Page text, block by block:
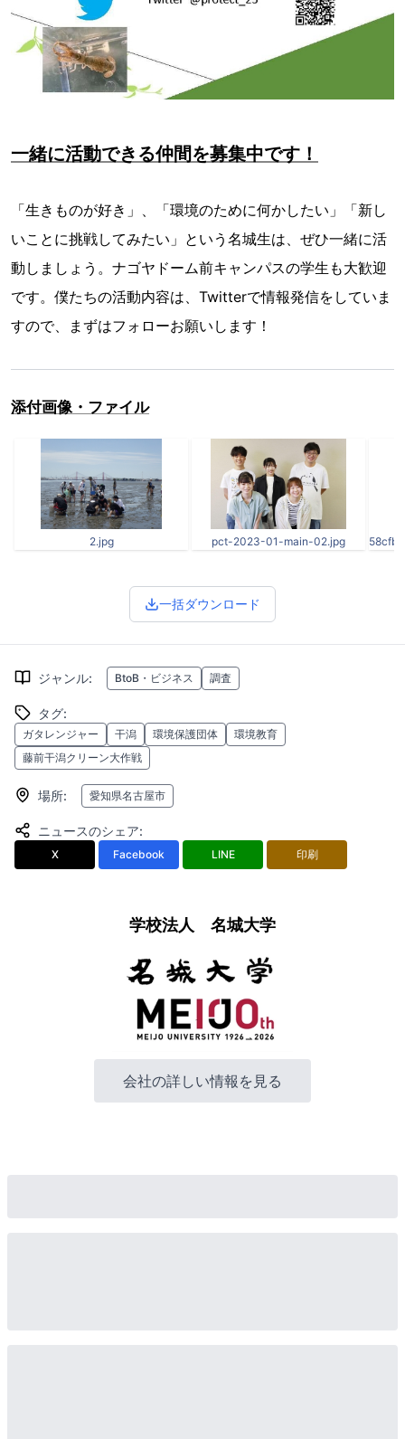
一緒に活動できる仲間を募集中です！
「生きものが好き」、「環境のために何かしたい」「新し
いことに挑戦してみたい」という名城生は、ぜひ一緒に活
動しましょう。ナゴヤドーム前キャンパスの学生も大歓迎
です。僕たちの活動内容は、Twitterで情報発信をしていま
すので、まずはフォローお願いします！
添付画像・ファイル
2.jpg pct-2023-01-main-02.jpg
一括ダウンロード
ジャンル: BtoB・ビジネス 調査
タグ:
ガタレンジャー 干潟 環境保護団体
環境教育
藤前干潟クリーン大作戦
場所: 愛知県名古屋市
ニュースのシェア:
X Facebook LINE 印刷
学校法人 名城大学
会社の詳しい情報を見る